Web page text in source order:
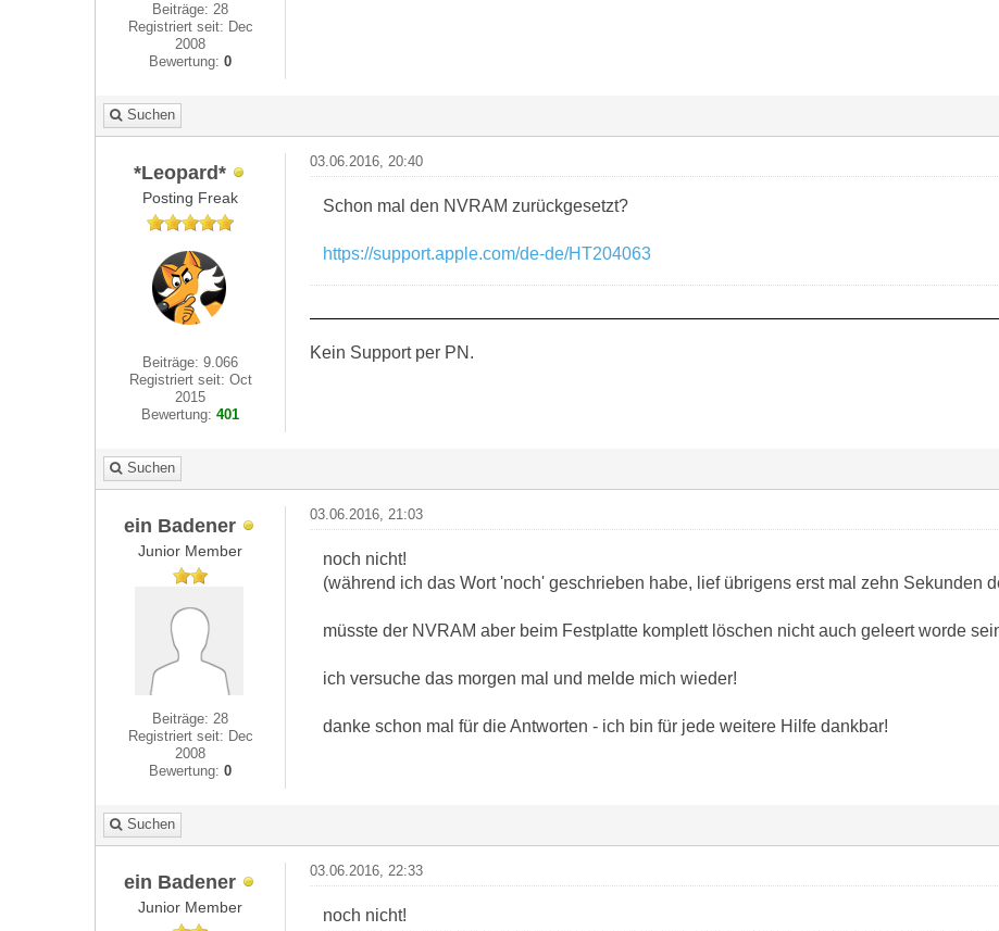
Beiträge: 28
Registriert seit: Dec
2008
Bewertung:0
Suchen
*Leopard*
Posting Freak
Beiträge: 9.066
Registriert seit: Oct
2015
Bewertung:401
03.06.2016, 20:40
Schon mal den NVRAM zurückgesetzt?
https://support.apple.com/de-de/HT204063
Kein Support per PN.
Suchen
ein Badener
Junior Member
Beiträge: 28
Registriert seit: Dec
2008
Bewertung:0
03.06.2016, 21:03
noch nicht!
(während ich das Wort 'noch' geschrieben habe, lief übrigens erst mal zehn Sekunden
müsste der NVRAM aber beim Festplatte komplett löschen nicht auch geleert worde
ich versuche das morgen mal und melde mich wieder!
danke schon mal für die Antworten - ich bin für jede weitere Hilfe dankbar!
Suchen
ein Badener
Junior Member
03.06.2016, 22:33
noch nicht!